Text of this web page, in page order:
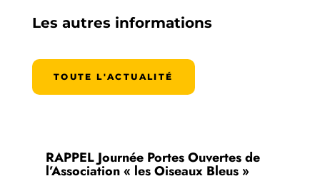
Les autres informations
TOUTE L'ACTUALITÉ
RAPPEL Journée Portes Ouvertes de
l’Association « les Oiseaux Bleus »